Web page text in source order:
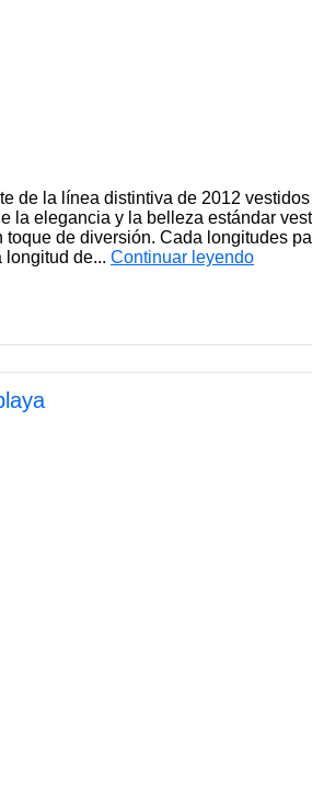
de la línea distintiva de 2012
la elegancia y la belleza estándar
de diversión. Cada longitudes
longitud de... Continuar leyendo